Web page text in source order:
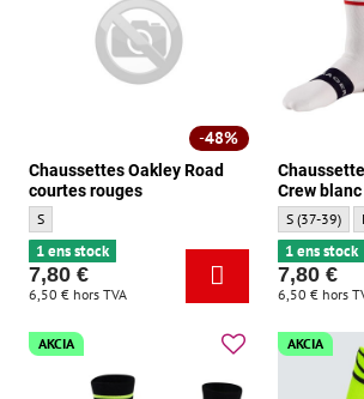
48%
Chaussettes Oakley Road
courtes rouges
Chaussettes Oakley Road courtes rouges - Taille:
S
1 ens stock
7,80 €
6,50 € hors TVA
Crew blanc
S (37-39)
1 ens stock
7,80 €
6,50 € hors
AKCIA AKCIA